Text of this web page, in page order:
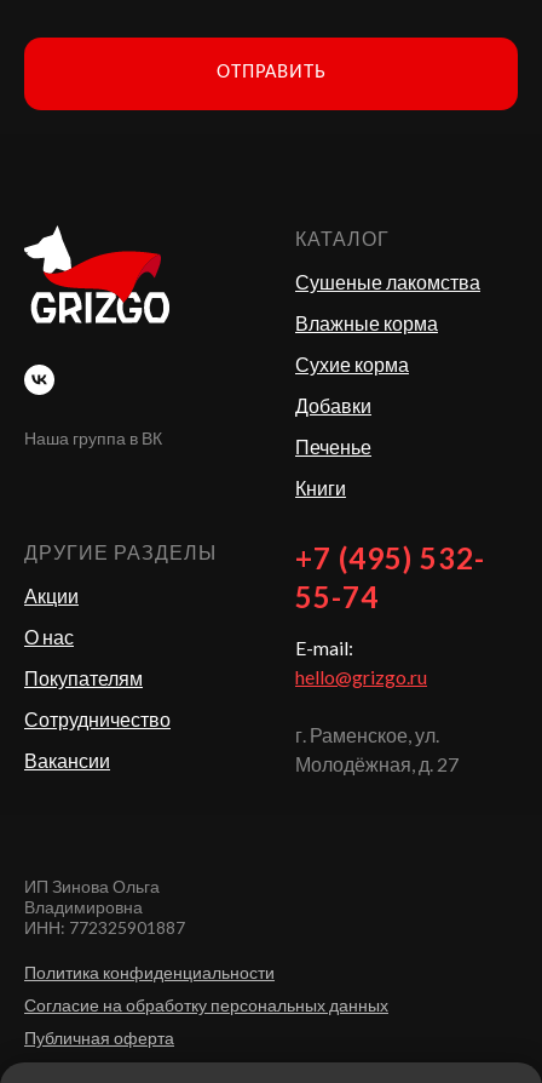
ОТПРАВИТЬ
Наша группа в ВК
КАТАЛОГ
Сушеные лакомства
Влажные корма
Сухие корма
Добавки
Печенье
Книги
ДРУГИЕ РАЗДЕЛЫ
Акции
О нас
Покупателям
Сотрудничество
Вакансии
+7 (495) 532-
55-74
E-mail:
hello@grizgo.ru
г. Раменское, ул.
Молодёжная, д. 27
ИП Зинова Ольга
Владимировна
ИНН: 772325901887
Политика конфиденциальности
Согласие на обработку персональных данных
Публичная оферта